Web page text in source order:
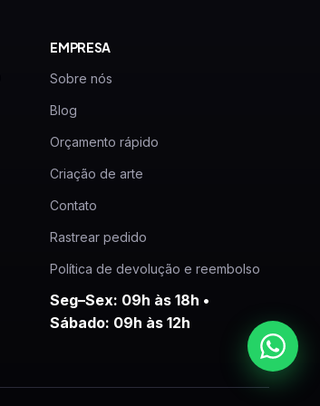
EMPRESA
Sobre nós
Blog
Orçamento rápido
Criação de arte
Contato
Rastrear pedido
Política de devolução e reembolso
Seg–Sex: 09h às 18h •
Sábado: 09h às 12h